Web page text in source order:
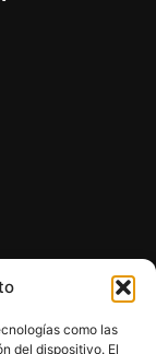
como las
del dispositivo. El